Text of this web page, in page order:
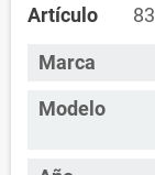
Artículo
Marca
Modelo